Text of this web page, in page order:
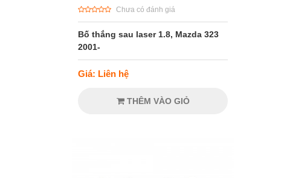
Chưa có đánh giá
Bố thắng sau laser 1.8, Mazda 323
2001-
Giá: Liên hệ
THÊM VÀO GIỎ